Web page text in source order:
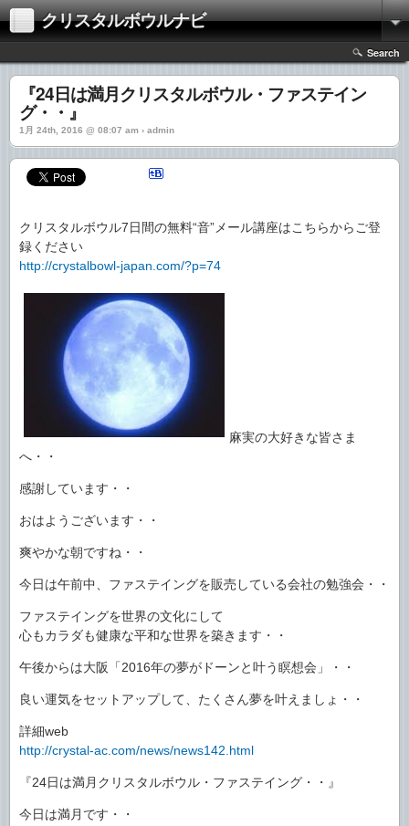
クリスタルボウルナビ
Search
『24日は満月クリスタルボウル・ファステイン
グ・・』
1月 24th, 2016 @ 08:07 am › admin
クリスタルボウル7日間の無料“音”メール講座はこちらからご登
録ください
http://crystalbowl-japan.com/?p=74
麻実の大好きな皆さま
へ・・
感謝しています・・
おはようございます・・
爽やかな朝ですね・・
今日は午前中、ファステイングを販売している会社の勉強会・・
ファステイングを世界の文化にして
心もカラダも健康な平和な世界を築きます・・
午後からは大阪「2016年の夢がドーンと叶う瞑想会」・・
良い運気をセットアップして、たくさん夢を叶えましょ・・
詳細web
http://crystal-ac.com/news/news142.html
『24日は満月クリスタルボウル・ファステイング・・』
今日は満月です・・